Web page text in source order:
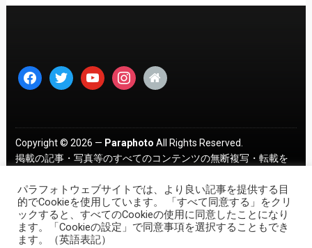
facebooktwitter youtubeinstagram
home
Copyright © 2026 — Paraphoto All Rights Reserved.
掲載の記事・写真等のすべてのコンテンツの無断複写・転載を
パラフォトウェブサイトでは、より良い記事を提供する目
的でCookieを使用しています。 「すべて同意する」をクリ
ックすると、すべてのCookieの使用に同意したことになり
ます。「Cookieの設定」で同意事項を選択することもでき
ます。（英語表記）